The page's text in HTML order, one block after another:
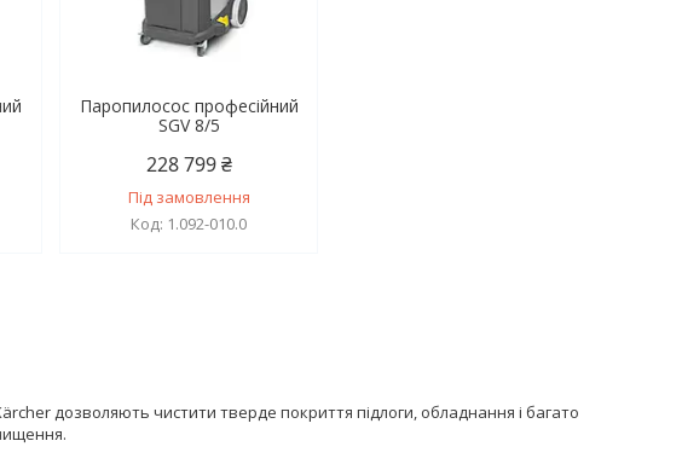
Паропилосос професійний
SGV 8/5
228 799 ₴
Під замовлення
1.092-010.0
дозволяють чистити тверде покриття підлоги, обладнання і багато